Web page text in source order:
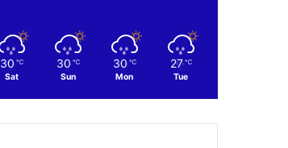
30 ℃
Sat
30 ℃
Sun
30 ℃
Mon
27 ℃
Tue